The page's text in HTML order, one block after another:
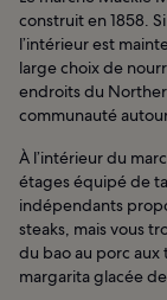
construit en 1858.
l’intérieur est
large choix de
endroits du
communauté
À l’intérieur du
étages équipé de
indépendants
steaks, mais vous
du bao au porc aux
margarita glacée